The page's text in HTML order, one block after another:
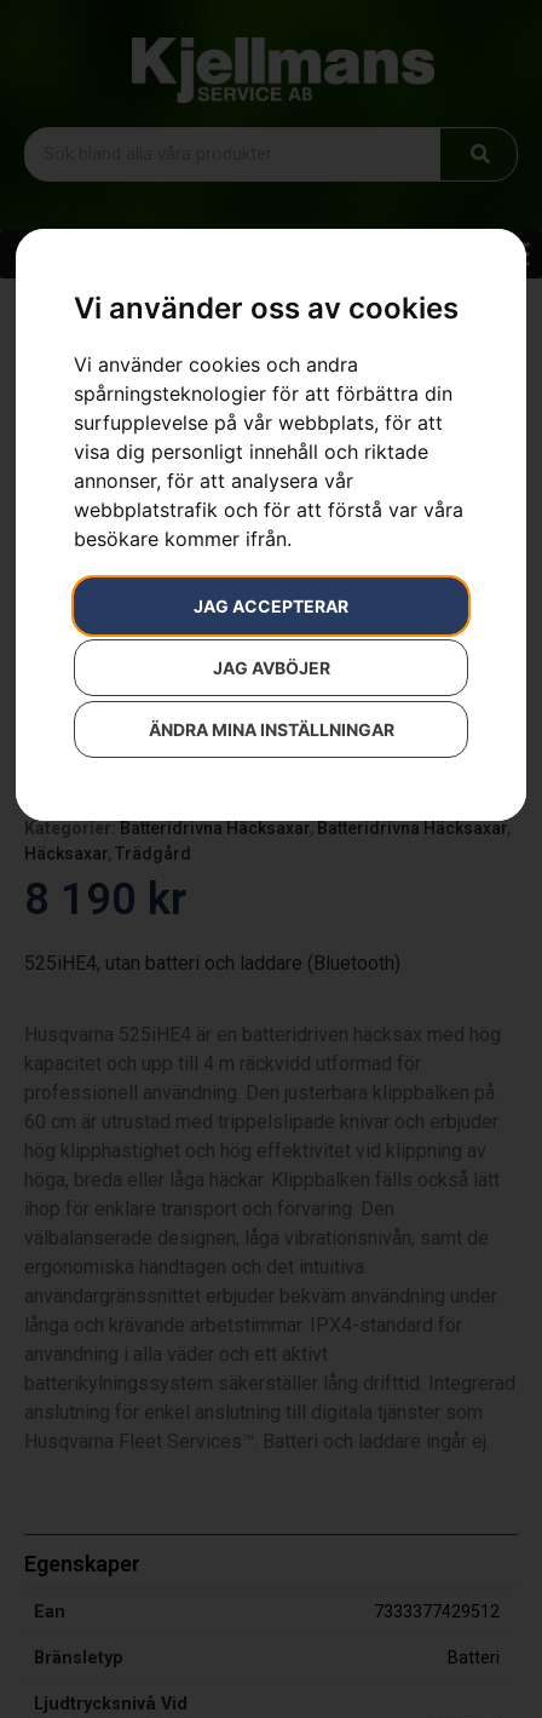
Vi använder oss av cookies
Vi använder cookies och andra
spårningsteknologier för att förbättra din
surfupplevelse på vår webbplats, för att
visa dig personligt innehåll och riktade
annonser, för att analysera vår
webbplatstrafik och för att förstå var våra
besökare kommer ifrån.
JAG ACCEPTERAR
JAG AVBÖJER
ÄNDRA MINA INSTÄLLNINGAR
» Sortiment»Husqvarna 525iHE4
Husqvarna 525iHE4
Kategorier:
Batteridrivna Häcksaxar, Batteridrivna Häcksaxar,
Häcksaxar, Trädgård
8 190 kr
525iHE4, utan batteri och laddare (Bluetooth)
Husqvarna 525iHE4 är en batteridriven häcksax med hög
kapacitet och upp till 4 m räckvidd utformad för
professionell användning. Den justerbara klippbalken på
60 cm är utrustad med trippelslipade knivar och erbjuder
hög klipphastighet och hög effektivitet vid klippning av
höga, breda eller låga häckar. Klippbalken fälls också lätt
ihop för enklare transport och förvaring. Den
välbalanserade designen, låga vibrationsnivån, samt de
ergonomiska handtagen och det intuitiva
användargränssnittet erbjuder bekväm användning under
långa och krävande arbetstimmar. IPX4-standard för
användning i alla väder och ett aktivt
batterikylningssystem säkerställer lång drifttid. Integrerad
anslutning för enkel anslutning till digitala tjänster som
Husqvarna Fleet Services™. Batteri och laddare ingår ej.
Egenskaper
Ean 7333377429512
Bränsletyp Batteri
Ljudtrycksnivå Vid